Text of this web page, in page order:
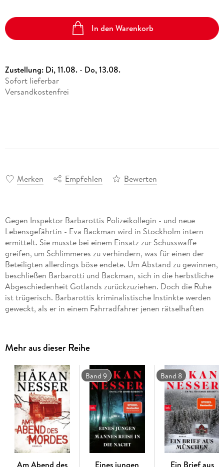
In den Warenkorb
Zustellung: Di, 11.08. - Do, 13.08.
Sofort lieferbar
Versandkostenfrei
Merken Empfehlen Bewerten
Gegen Inspektor Barbarottis Polizeikollegin - und neue
Lebensgefährtin - Eva Backman wird in Stockholm intern
ermittelt. Sie musste bei einem Einsatz zur Schusswaffe
greifen, um Schlimmeres zu verhindern, was für einen der
Beteiligten allerdings böse endete. Um Abstand zu gewinnen,
beschließen Barbarotti und Backman, sich in die herbstliche
Abgeschiedenheit Gotlands zurückzuziehen. Doch die Ruhe
ist trügerisch. Barbarottis kriminalistische Instinkte werden
geweckt, als er in einem Fahrradfahrer jenen rätselhaften
gefunden hätte . . .
Mehr aus dieser Reihe
Am Abend des
Band 9
Eines jungen
Band 8
Ein Brief aus